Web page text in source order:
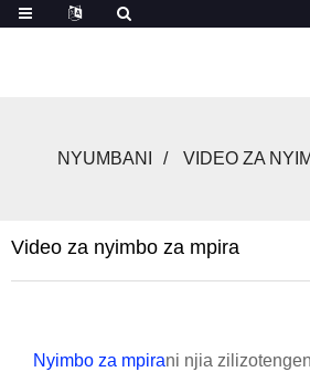
NYUMBANI VIDEO ZA
Video za nyimbo za mpira
Nyimbo za mpirani njia